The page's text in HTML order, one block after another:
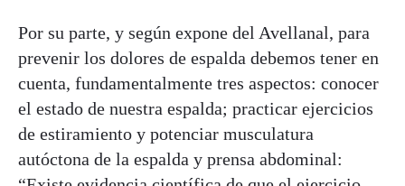
Por su parte, y según expone del Avellanal, para
prevenir los dolores de espalda debemos tener en
cuenta, fundamentalmente tres aspectos: conocer
el estado de nuestra espalda; practicar ejercicios
de estiramiento y potenciar musculatura
autóctona de la espalda y prensa abdominal: